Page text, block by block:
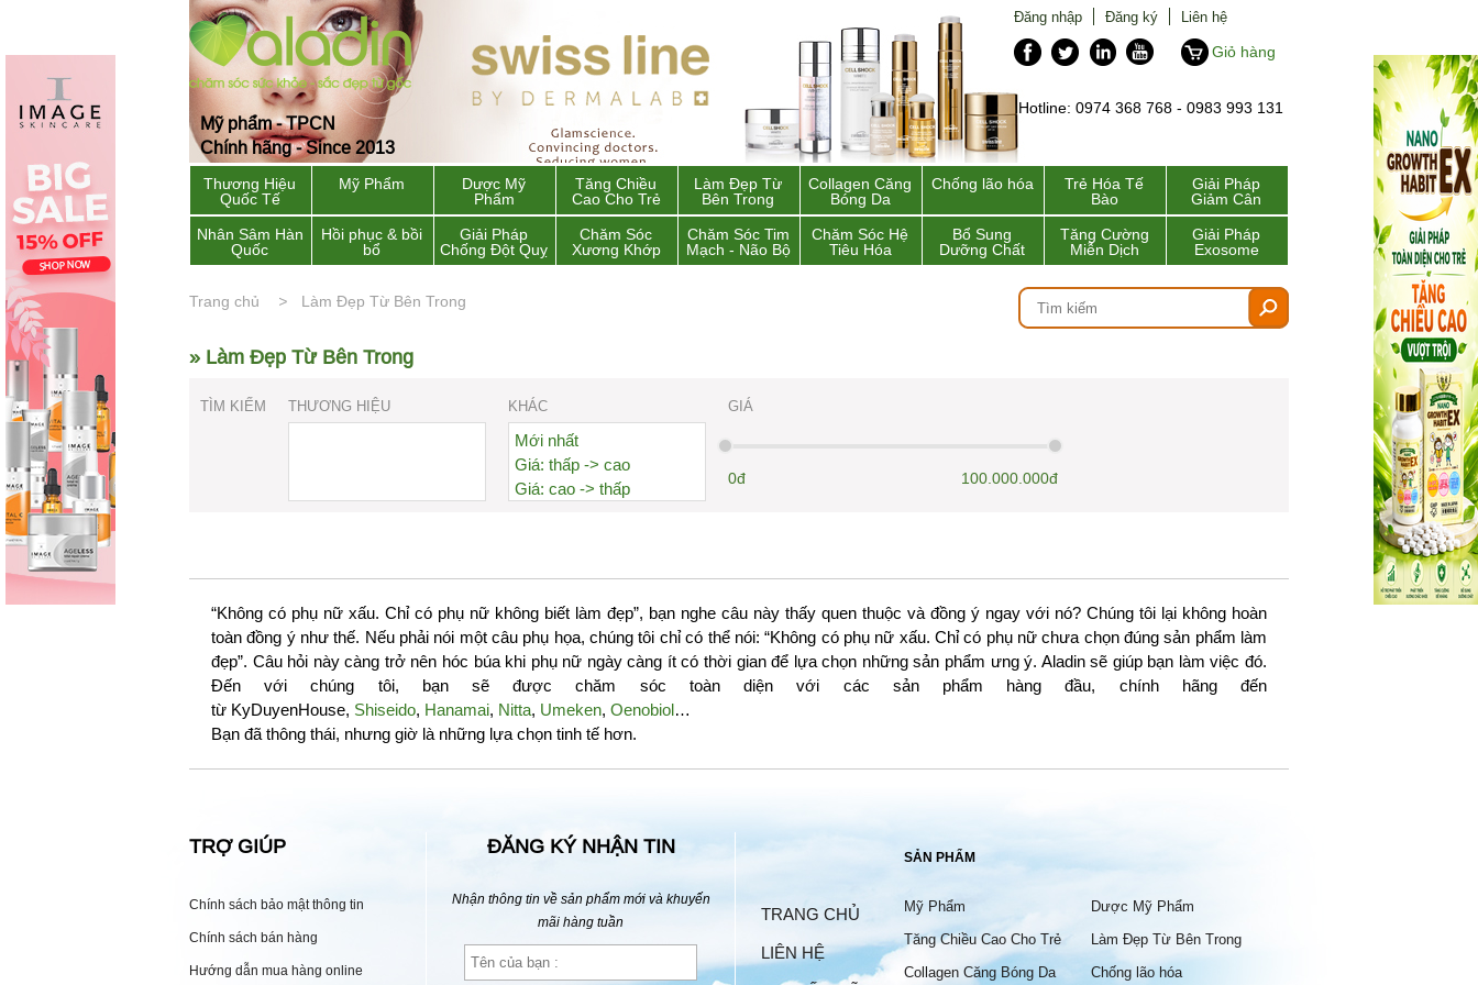
Mỹ phẩm - TPCN
Chính hãng - Since 2013
Đăng nhập Đăng ký
Liên hệ
Giỏ hàng
Hotline: 0974 368 768 - 0983 993 131
Thương Hiệu
Quốc Tế
Mỹ Phẩm
Dược Mỹ
Phẩm
Tăng Chiều
Cao Cho Trẻ
Làm Đẹp Từ
Bên Trong
Collagen Căng
Bóng Da
Chống lão hóa
Trẻ Hóa Tế
Bào
Giải Pháp
Giảm Cân
Nhân Sâm Hàn
Quốc
Hồi phục & bồi
bổ
Giải Pháp
Chống Đột Quỵ
Chăm Sóc
Xương Khớp
Chăm Sóc Tim
Mạch - Não Bộ
Chăm Sóc Hệ
Tiêu Hóa
Bổ Sung
Dưỡng Chất
Tăng Cường
Miễn Dịch
Giải Pháp
Exosome
Trang chủ Làm Đẹp Từ Bên Trong
» Làm Đẹp Từ Bên Trong
TÌM KIẾM THƯƠNG HIỆU KHÁC
Mới nhất
Giá: thấp -> cao
Giá: cao -> thấp
Tên A->Z
GIÁ
0đ 100.000.000đ
“Không có phụ nữ xấu. Chỉ có phụ nữ không biết làm đẹp”, bạn nghe câu này thấy quen thuộc và đồng ý ngay với nó? Chúng tôi lại không hoàn
toàn đồng ý như thế. Nếu phải nói một câu phụ họa, chúng tôi chỉ có thể nói: “Không có phụ nữ xấu. Chỉ có phụ nữ chưa chọn đúng sản phẩm làm
đẹp”. Câu hỏi này càng trở nên hóc búa khi phụ nữ ngày càng ít có thời gian để lựa chọn những sản phẩm ưng ý. Aladin sẽ giúp bạn làm việc đó.
Đến với chúng tôi, bạn sẽ được chăm sóc toàn diện với các sản phẩm hàng đầu, chính hãng đến
từ KyDuyenHouse, Shiseido, Hanamai, Nitta, Umeken, Oenobiol…
Bạn đã thông thái, nhưng giờ là những lựa chọn tinh tế hơn.
TRỢ GIÚP
Chính sách bảo mật thông tin
Chính sách bán hàng
Hướng dẫn mua hàng online
ĐĂNG KÝ NHẬN TIN
Nhận thông tin về sản phẩm mới và khuyến
mãi hàng tuần
TRANG CHỦ
LIÊN HỆ
SẢN PHẨM
Mỹ Phẩm
Dược Mỹ Phẩm
Tăng Chiều Cao Cho Trẻ
Làm Đẹp Từ Bên Trong
Collagen Căng Bóng Da
Chống lão hóa